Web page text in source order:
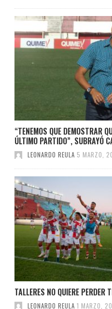
“TENEMOS QUE DEMOSTRAR
ÚLTIMO PARTIDO”, SUBRAYÓ
LEONARDO REULA 5 MARZO,
TALLERES NO QUIERE PERDER
LEONARDO REULA 1 MARZO,